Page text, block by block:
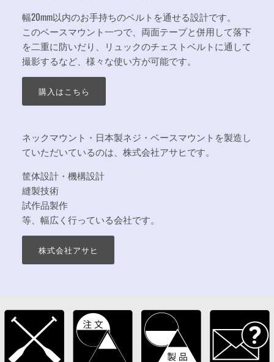
幅20mm以内のお手持ちのベルトを通せる設計です。
このベースマウント一つで、両面テープと併用して落下
を二重に防いだり、リュックのチェストベルトに通して
撮影するなど、様々な使い方が可能です。
購入はこちら
ネックマウント・日本製ネジ・ベースマウントを製造し
ていただいているのは、株式会社アサヒです。
筐体設計・機構設計
縫製技術
試作品製作
等、幅広く行っている会社です。
株式会社アサヒ